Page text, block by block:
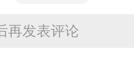
再发表评论